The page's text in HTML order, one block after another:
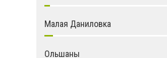
Малая Даниловка
Ольшаны